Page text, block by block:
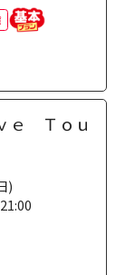
ｅ Ｔｏｕ
)